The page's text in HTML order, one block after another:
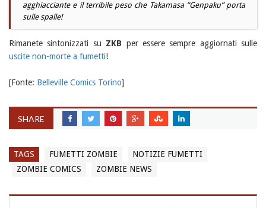
agghiacciante e il terribile peso che Takamasa “Genpaku” porta
sulle spalle!
Rimanete sintonizzati su ZKB per essere sempre aggiornati sulle
uscite non-morte a fumetti!
[Fonte: Belleville Comics Torino]
SHARE
TAGS FUMETTI ZOMBIE
NOTIZIE FUMETTI
ZOMBIE COMICS
ZOMBIE NEWS